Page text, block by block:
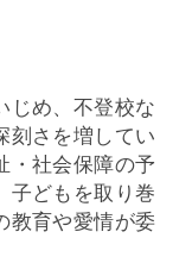
じめ、不登校な
刻さを増してい
・社会保障の予
子どもを取り巻
教育や愛情が委